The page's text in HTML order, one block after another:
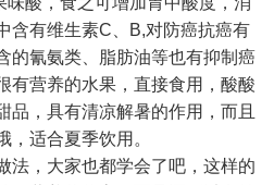
含有维生素C、B,对防癌抗癌有
的氰氨类、脂肪油等也有抑制癌
有营养的水果，直接食用，酸酸
品，具有清凉解暑的作用，而且
，适合夏季饮用。
法，大家也都学会了吧，这样的